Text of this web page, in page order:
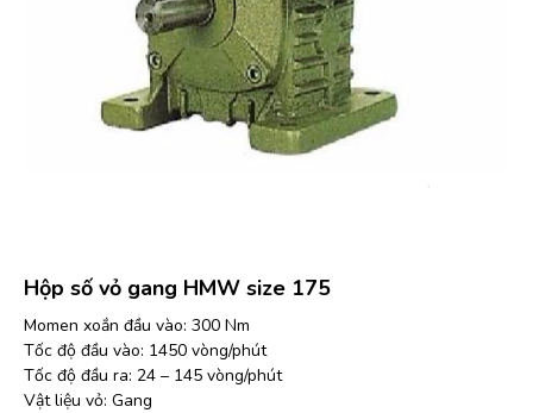
Hộp số vỏ gang HMW size 175
Momen xoắn đầu vào: 300 Nm
Tốc độ đầu vào: 1450 vòng/phút
Tốc độ đầu ra: 24 – 145 vòng/phút
Vật liệu vỏ: Gang